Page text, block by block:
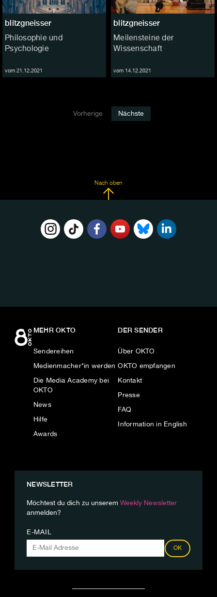
blitzgneisser
Philosophie und
Psychologie
vom 21.12.2021
blitzgneisser
Meilensteine der
Wissenschaft
vom 14.12.2021
Vorherige Nächste
Nach oben
MEHR OKTO
Sendereihen
Medienmacher*in werden
Die Media Academy bei
OKTO
News
Hilfe
Awards
DER SENDER
Über OKTO
OKTO empfangen
Kontakt
Presse
FAQ
Information in English
NEWSLETTER
Möchtest du dich zu unserem Weekly Newsletter
anmelden?
E-MAIL
OK